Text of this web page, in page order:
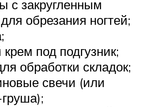
с закругленным
обрезания ногтей;
крем под подгузник;
обработки складок;
свечи (или